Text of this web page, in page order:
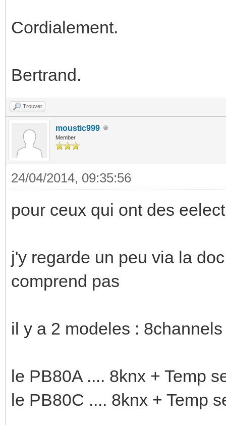
Cordialement.
Bertrand.
Trouver
moustic999
Member
24/04/2014, 09:35:56
pour ceux qui ont des
j'y regarde un peu via la
comprend pas
il y a 2 modeles :
le PB80A .... 8knx + Temp
le PB80C .... 8knx + Temp